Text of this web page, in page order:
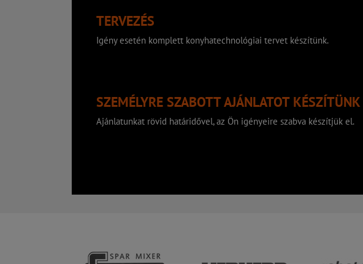
TERVEZÉS
Igény esetén komplett konyhatechnológiai tervet készítünk.
SZEMÉLYRE SZABOTT AJÁNLATOT KÉSZÍTÜNK
Ajánlatunkat rövid határidővel, az Ön igényeire szabva készítjük el.